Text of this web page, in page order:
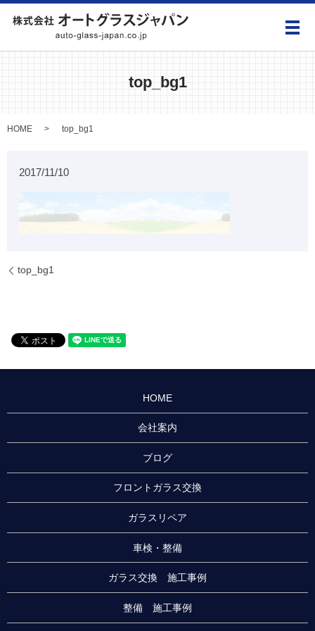
メ
top_bg1
HOME top_bg1
2017/11/10
top_bg1
HOME
会社案内
ブログ
フロントガラス交換
ガラスリペア
車検・整備
ガラス交換 施工事例
整備 施工事例